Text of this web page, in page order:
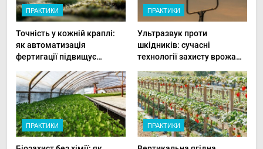
ПРАКТИКИ
Точність у кожній краплі:
як автоматизація
фертигації підвищує
ПРАКТИКИ
Ультразвук проти
шкідників: сучасні
технології захисту врожаю
ПРАКТИКИ ПРАКТИКИ